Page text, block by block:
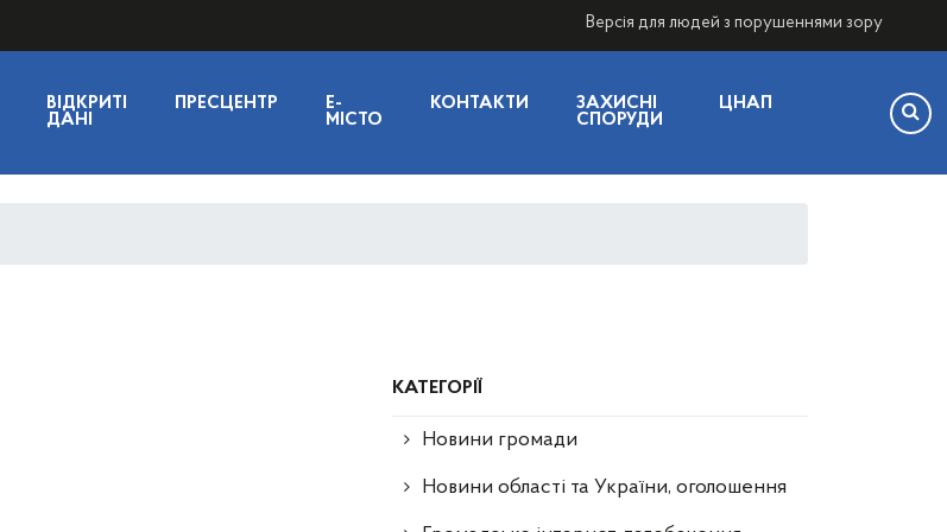
Версія для людей з порушеннями зору
ВІДКРИТІ
ДАНІ
ПРЕСЦЕНТР
E-
МІСТО
КОНТАКТИ
ЗАХИСНІ
СПОРУДИ
ЦНАП
КАТЕГОРІЇ
Новини громади
Новини області та України, оголошення